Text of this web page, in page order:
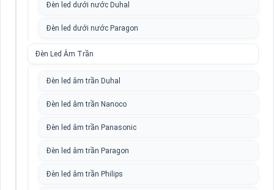
Đèn led dưới nước Duhal
Đèn led dưới nước Paragon
Đèn Led Âm Trần
Đèn led âm trần Duhal
Đèn led âm trần Nanoco
Đèn led âm trần Panasonic
Đèn led âm trần Paragon
Đèn led âm trần Philips